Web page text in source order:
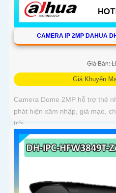
CAMERA IP 2MP DAHUA
Giá Bán:
Giá Khuyến
Camera Dome 2MP hỗ trợ thẻ
phát hiện xâm nhập, giả mạo,
trội